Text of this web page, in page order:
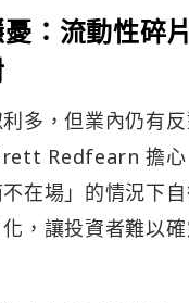
：流動性碎
多，但業內仍有
Redfearn 擔心
在場」的情況下
，讓投資者難以